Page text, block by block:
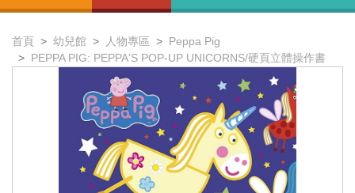
首頁 幼兒館 人物專區
Peppa Pig
PEPPA PIG: PEPPA'S POP-UP UNICORNS/硬頁立體操作書